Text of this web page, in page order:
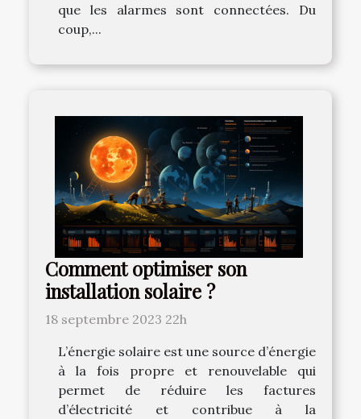
que les alarmes sont connectées. Du
coup,...
Comment optimiser son
installation solaire ?
18 septembre 2023 22h
L’énergie solaire est une source d’énergie
à la fois propre et renouvelable qui
permet de réduire les factures
d’électricité et contribue à la